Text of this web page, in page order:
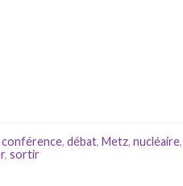
conférence, débat, Metz, nucléaire,
, sortir